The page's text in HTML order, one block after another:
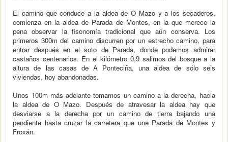
El camino que conduce a la aldea de O Mazo y a los secaderos,
comienza en la aldea de Parada de Montes, en la que merece la
pena observar la fisonomía tradicional que aún conserva. Los
primeros 300m del camino discurren por un estrecho camino, para
entrar después en el soto de Parada, donde podemos admirar
castaños centenarios. En el kilómetro 0,9 salimos del bosque a la
altura de las casas de A Ponteciña, una aldea de sólo seis
viviendas, hoy abandonadas.
Unos 100m más adelante tomamos un camino a la derecha, hacia
la aldea de O Mazo. Después de atravesar la aldea hay que
desviarse a la derecha por un camino de tierra bajando una
pendiente hasta cruzar la carretera que une Parada de Montes y
Froxán.